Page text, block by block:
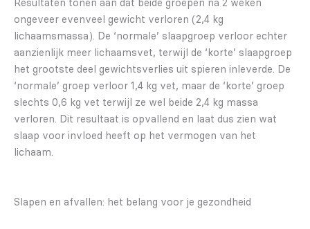
Resultaten tonen aan dat beide groepen na 2 weken
ongeveer evenveel gewicht verloren (2,4 kg
lichaamsmassa). De ‘normale’ slaapgroep verloor echter
aanzienlijk meer lichaamsvet, terwijl de ‘korte’ slaapgroep
het grootste deel gewichtsverlies uit spieren inleverde. De
‘normale’ groep verloor 1,4 kg vet, maar de ‘korte’ groep
slechts 0,6 kg vet terwijl ze wel beide 2,4 kg massa
verloren. Dit resultaat is opvallend en laat dus zien wat
slaap voor invloed heeft op het vermogen van het
lichaam.
Slapen en afvallen: het belang voor je gezondheid